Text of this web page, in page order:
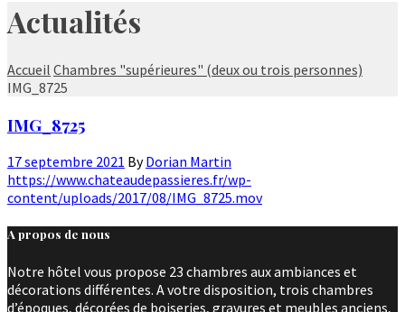
Actualités
Accueil Chambres "supérieures" (deux ou trois personnes)
IMG_8725
IMG_8725
17 septembre 2021 ByDorian Martin
https://www.chateaudepassieres.fr/wp-
content/uploads/2017/08/IMG_8725.mov
A propos de nous
Notre hôtel vous propose 23 chambres aux ambiances et
décorations différentes. A votre disposition, trois chambres
d’époques, décorées de boiseries, gravures et meubles anciens,